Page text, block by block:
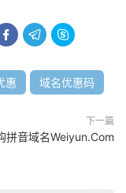
  
惠 域名优惠码
下一篇
拼音域名Weiyun.Com